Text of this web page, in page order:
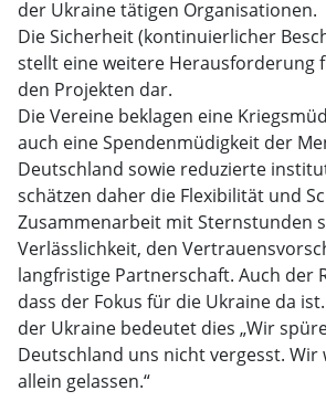
der Ukraine tätigen Organisationen.
Die Sicherheit (kontinuierlicher
stellt eine weitere Herausforderung
den Projekten dar.
Die Vereine beklagen eine
auch eine Spendenmüdigkeit der
Deutschland sowie reduzierte
schätzen daher die Flexibilität und
Zusammenarbeit mit Sternstunden
Verlässlichkeit, den
langfristige Partnerschaft. Auch der
dass der Fokus für die Ukraine da
der Ukraine bedeutet dies „Wir
Deutschland uns nicht vergesst.
allein gelassen.“